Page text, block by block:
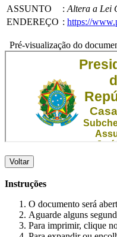
ASSUNTO : Altera a Lei
ENDEREÇO : https://
Pré-visualização do
Voltar
Instruções
O documento será
Aguarde alguns
Para imprimir, clique